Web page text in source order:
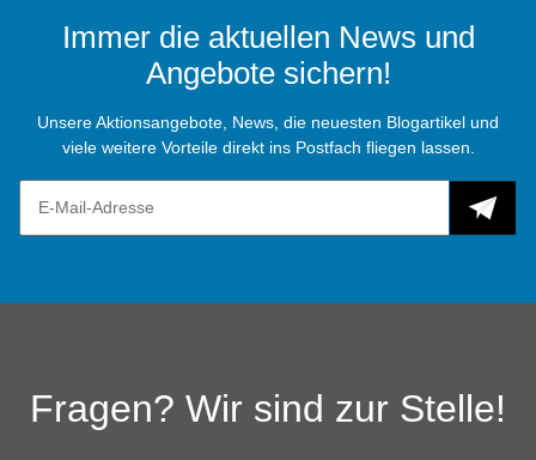
Immer die aktuellen News und
Angebote sichern!
Unsere Aktionsangebote, News, die neuesten Blogartikel und
viele weitere Vorteile direkt ins Postfach fliegen lassen.
Fragen? Wir sind zur Stelle!